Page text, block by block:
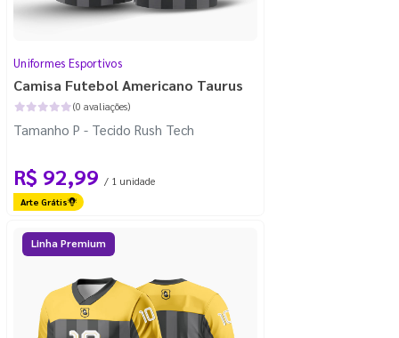
Uniformes Esportivos
Camisa Futebol Americano Taurus
(0 avaliações)
Tamanho P - Tecido Rush Tech
R$ 92,99 / 1 unidade
Arte Grátis
Linha Premium